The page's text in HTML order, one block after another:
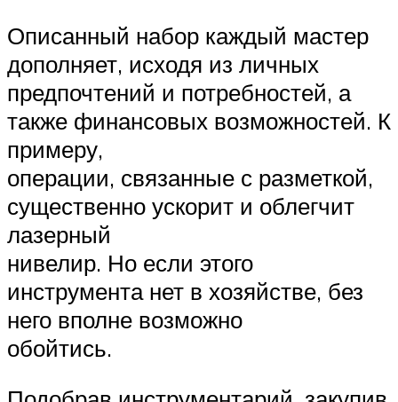
Описанный набор каждый мастер
дополняет, исходя из личных
предпочтений и потребностей, а
также финансовых возможностей. К
примеру,
операции, связанные с разметкой,
существенно ускорит и облегчит
лазерный
нивелир. Но если этого
инструмента нет в хозяйстве, без
него вполне возможно
обойтись.